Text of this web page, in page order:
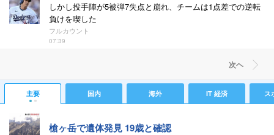
しかし投手陣が5被弾7失点と崩れ、チームは1点差での逆転
負けを喫した
フルカウント
07:39
次ヘ
主要 国内 海外 IT 経済 ス
槍ヶ岳で遺体発見 19歳と確認